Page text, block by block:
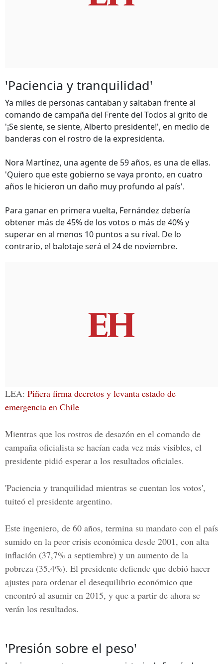
'Paciencia y tranquilidad'
Ya miles de personas cantaban y saltaban frente al
comando de campaña del Frente del Todos al grito de
'¡Se siente, se siente, Alberto presidente!', en medio de
banderas con el rostro de la expresidenta.
Nora Martínez, una agente de 59 años, es una de ellas.
'Quiero que este gobierno se vaya pronto, en cuatro
años le hicieron un daño muy profundo al país'.
Para ganar en primera vuelta, Fernández debería
obtener más de 45% de los votos o más de 40% y
superar en al menos 10 puntos a su rival. De lo
contrario, el balotaje será el 24 de noviembre.
LEA: Piñera firma decretos y levanta estado de
emergencia en Chile
Mientras que los rostros de desazón en el comando de
campaña oficialista se hacían cada vez más visibles, el
presidente pidió esperar a los resultados oficiales.
'Paciencia y tranquilidad mientras se cuentan los votos',
tuiteó el presidente argentino.
Este ingeniero, de 60 años, termina su mandato con el país
sumido en la peor crisis económica desde 2001, con alta
inflación (37,7% a septiembre) y un aumento de la
pobreza (35,4%). El presidente defiende que debió hacer
ajustes para ordenar el desequilibrio económico que
encontró al asumir en 2015, y que a partir de ahora se
verán los resultados.
'Presión sobre el peso'